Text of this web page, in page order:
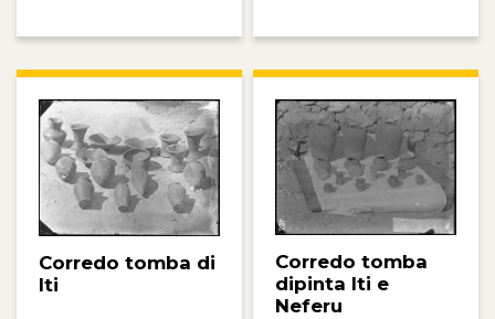
Corredo tomba di
Iti
Corredo tomba
dipinta Iti e
Neferu